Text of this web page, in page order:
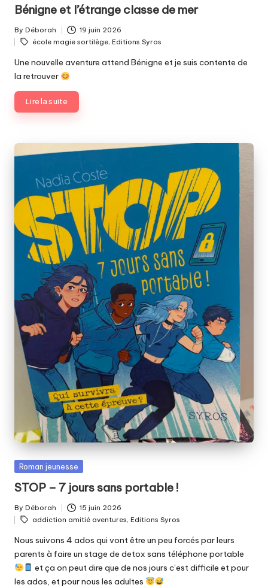
Bénigne et l’étrange classe de mer
Posted
by
By Déborah 19 juin 2026
Tags:
école magie sortilège, Editions Syros
Une nouvelle aventure attend Bénigne et je suis contente de
la retrouver
Lire la suite
Posted
Roman jeunesse
STOP – 7 jours sans portable !
Posted
by
By Déborah 15 juin 2026
Tags:
addiction amitié aventures, Editions Syros
Nous suivons 4 ados qui vont être un peu forcés par leurs
parents à faire un stage de detox sans téléphone portable
et ça on peut dire que de nos jours c’est difficile et pour
les ados, et pour nous les adultes